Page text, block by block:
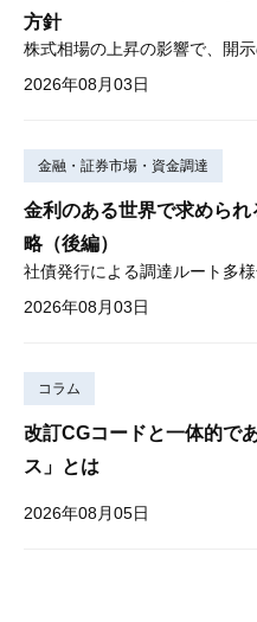
方針
2026年08月03日
金融・証券市場・資金調達
金利のある世界で求めら
略（後編）
社債発行による調達ルート多
2026年08月03日
コラム
改訂CGコードと一体的で
ス」とは
2026年08月05日